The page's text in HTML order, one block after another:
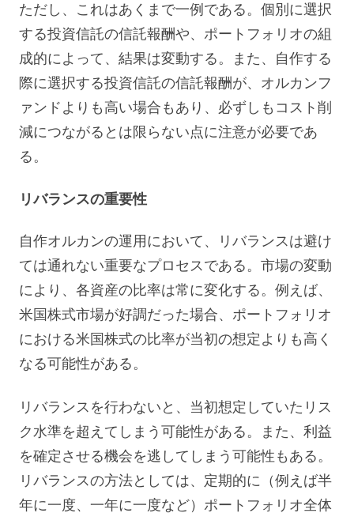
ただし、これはあくまで一例である。個別に選択
する投資信託の信託報酬や、ポートフォリオの組
成的によって、結果は変動する。また、自作する
際に選択する投資信託の信託報酬が、オルカンフ
ァンドよりも高い場合もあり、必ずしもコスト削
減につながるとは限らない点に注意が必要であ
る。
リバランスの重要性
自作オルカンの運用において、リバランスは避け
ては通れない重要なプロセスである。市場の変動
により、各資産の比率は常に変化する。例えば、
米国株式市場が好調だった場合、ポートフォリオ
における米国株式の比率が当初の想定よりも高く
なる可能性がある。
リバランスを行わないと、当初想定していたリス
ク水準を超えてしまう可能性がある。また、利益
を確定させる機会を逃してしまう可能性もある。
リバランスの方法としては、定期的に（例えば半
年に一度、一年に一度など）ポートフォリオ全体